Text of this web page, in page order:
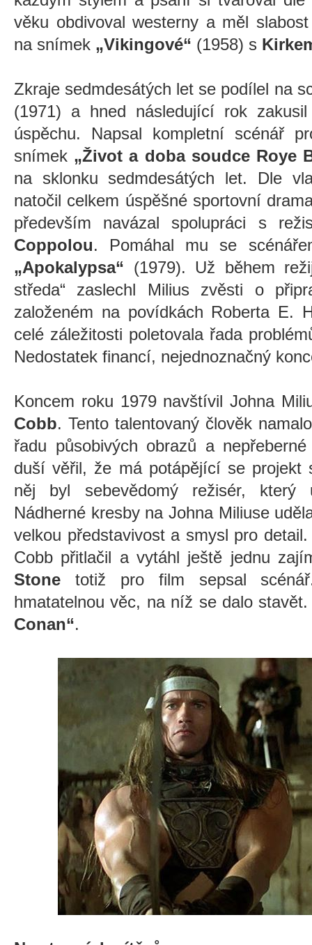
věku obdivoval westerny a měl
na snímek „Vikingové“ (1958) s
Zkraje sedmdesátých let se podílel na
(1971) a hned následující rok
úspěchu. Napsal kompletní scénář
snímek „Život a doba soudce Roye
na sklonku sedmdesátých let. Dle
natočil celkem úspěšné sportovní
především navázal spolupráci s
Coppolou. Pomáhal mu se
„Apokalypsa“ (1979). Už během
středa“ zaslechl Milius zvěsti o
založeném na povídkách Roberta E.
celé záležitosti poletovala řada
Nedostatek financí, nejednoznačný
Koncem roku 1979 navštívil Johna
Cobb. Tento talentovaný člověk
řadu působivých obrazů a
duší věřil, že má potápějící se projekt
něj byl sebevědomý režisér, který
Nádherné kresby na Johna Miliuse
velkou představivost a smysl pro
Cobb přitlačil a vytáhl ještě jednu
Stone totiž pro film sepsal
hmatatelnou věc, na níž se dalo
Conan“.